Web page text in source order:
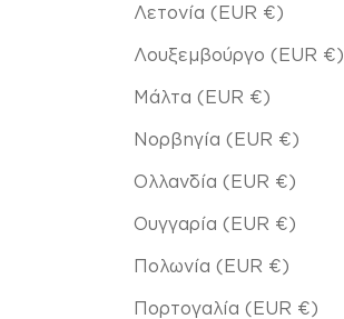
Λετονία (EUR €)
Λουξεμβούργο (EUR €)
Μάλτα (EUR €)
Νορβηγία (EUR €)
Ολλανδία (EUR €)
Ουγγαρία (EUR €)
Πολωνία (EUR €)
Πορτογαλία (EUR €)